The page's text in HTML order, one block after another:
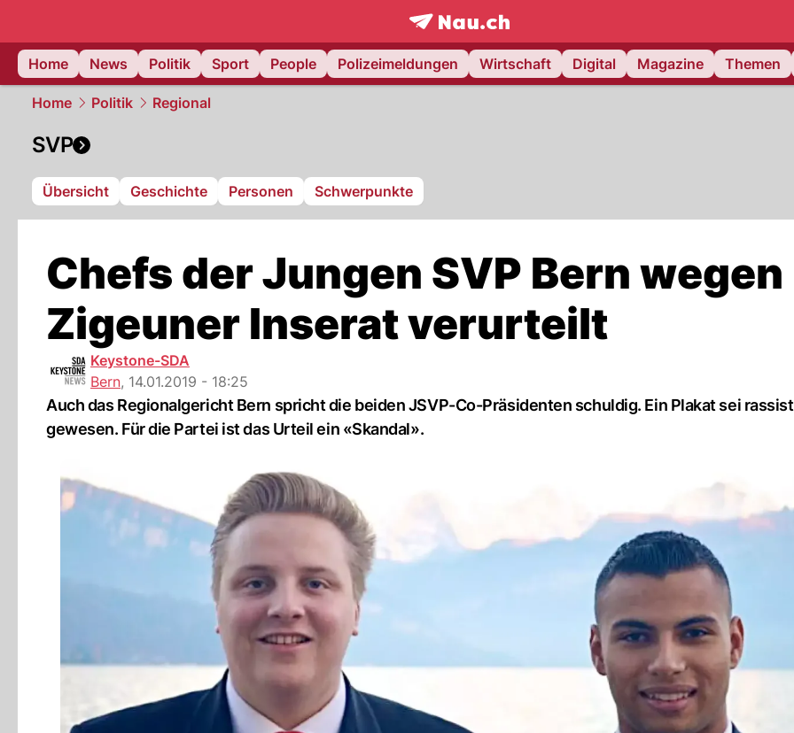
frontpage.NAU.ch
Home
News Politik Sport People Polizeimeldungen Wirtschaft Digital Magazine Themen
Home Politik Regional
SVP
Übersicht Geschichte Personen Schwerpunkte
Chefs der Jungen SVP Bern wegen
Zigeuner Inserat verurteilt
Keystone-SDA
Bern, 14.01.2019 - 18:25
Auch das Regionalgericht Bern spricht die beiden JSVP-Co-Präsidenten schuldig. Ein Plakat sei
gewesen. Für die Partei ist das Urteil ein «Skandal».